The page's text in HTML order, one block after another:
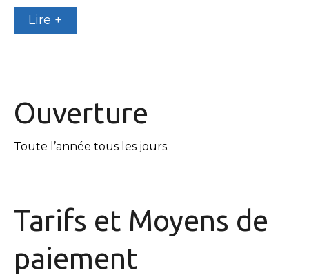
Lire +
Ouverture
Toute l’année tous les jours.
Tarifs et Moyens de
paiement